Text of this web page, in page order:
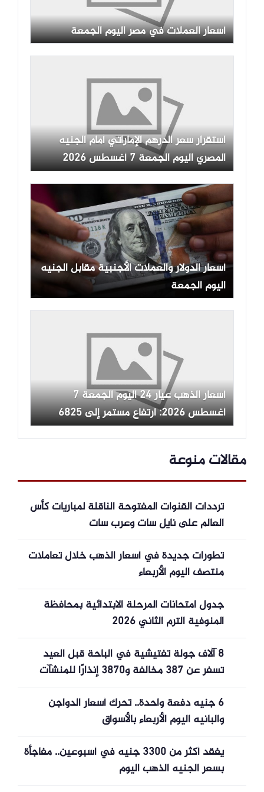
أسعار العملات في مصر اليوم الجمعة
استقرار سعر الدرهم الإماراتي أمام الجنيه
المصري اليوم الجمعة 7 أغسطس 2026
أسعار الدولار والعملات الأجنبية مقابل الجنيه
اليوم الجمعة
أسعار الذهب عيار 24 اليوم الجمعة 7
أغسطس 2026: ارتفاع مستمر إلى 6825
جنيها
مقالات منوعة
ترددات القنوات المفتوحة الناقلة لمباريات كأس
العالم على نايل سات وعرب سات
تطورات جديدة في أسعار الذهب خلال تعاملات
منتصف اليوم الأربعاء
جدول امتحانات المرحلة الابتدائية بمحافظة
المنوفية الترم الثاني 2026
8 آلاف جولة تفتيشية في الباحة قبل العيد
تسفر عن 387 مخالفة و3870 إنذارًا للمنشآت
6 جنيه دفعة واحدة.. تحرك أسعار الدواجن
والبانيه اليوم الأربعاء بالأسواق
يفقد أكثر من 3300 جنيه في أسبوعين.. مفاجأة
بسعر الجنيه الذهب اليوم